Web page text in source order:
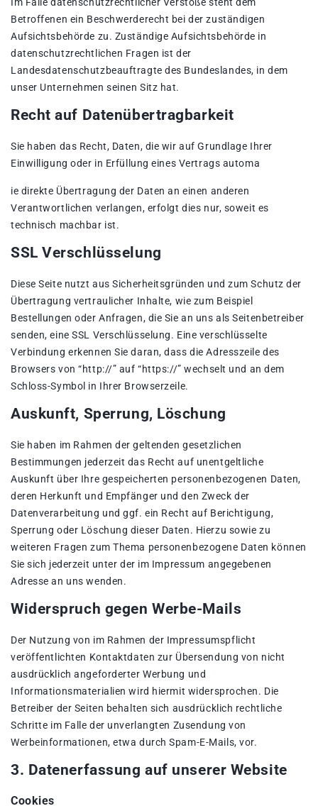
Betroffenen ein Beschwerderecht bei der zuständigen
Aufsichtsbehörde zu. Zuständige Aufsichtsbehörde in
datenschutzrechtlichen Fragen ist der
Landesdatenschutzbeauftragte des Bundeslandes, in dem
unser Unternehmen seinen Sitz hat.
Recht auf Datenübertragbarkeit
Sie haben das Recht, Daten, die wir auf Grundlage Ihrer
Einwilligung oder in Erfüllung eines Vertrags automa
ie direkte Übertragung der Daten an einen anderen
Verantwortlichen verlangen, erfolgt dies nur, soweit es
technisch machbar ist.
SSL Verschlüsselung
Diese Seite nutzt aus Sicherheitsgründen und zum Schutz der
Übertragung vertraulicher Inhalte, wie zum Beispiel
Bestellungen oder Anfragen, die Sie an uns als Seitenbetreiber
senden, eine SSL Verschlüsselung. Eine verschlüsselte
Verbindung erkennen Sie daran, dass die Adresszeile des
Browsers von “http://” auf “https://” wechselt und an dem
Schloss-Symbol in Ihrer Browserzeile.
Auskunft, Sperrung, Löschung
Sie haben im Rahmen der geltenden gesetzlichen
Bestimmungen jederzeit das Recht auf unentgeltliche
Auskunft über Ihre gespeicherten personenbezogenen Daten,
deren Herkunft und Empfänger und den Zweck der
Datenverarbeitung und ggf. ein Recht auf Berichtigung,
Sperrung oder Löschung dieser Daten. Hierzu sowie zu
weiteren Fragen zum Thema personenbezogene Daten können
Sie sich jederzeit unter der im Impressum angegebenen
Adresse an uns wenden.
Widerspruch gegen Werbe-Mails
Der Nutzung von im Rahmen der Impressumspflicht
veröffentlichten Kontaktdaten zur Übersendung von nicht
ausdrücklich angeforderter Werbung und
Informationsmaterialien wird hiermit widersprochen. Die
Betreiber der Seiten behalten sich ausdrücklich rechtliche
Schritte im Falle der unverlangten Zusendung von
Werbeinformationen, etwa durch Spam-E-Mails, vor.
3. Datenerfassung auf unserer Website
Cookies